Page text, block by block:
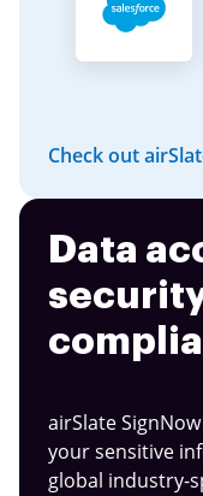
Check out
Data
airSlate
your sensitive
global industry-